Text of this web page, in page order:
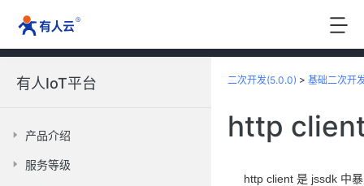
有人IoT平台
产品介绍
服务等级
二次开发(5.0.0) > 基础二次开
http
http client 是 jssdk 中